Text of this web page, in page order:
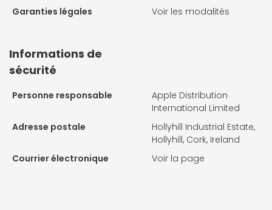
Garanties légales
Voir les modalités
Informations de
sécurité
Personne responsable
Apple Distribution
International Limited
Adresse postale
Hollyhill Industrial Estate,
Hollyhill, Cork, Ireland
Courrier électronique
Voir la page